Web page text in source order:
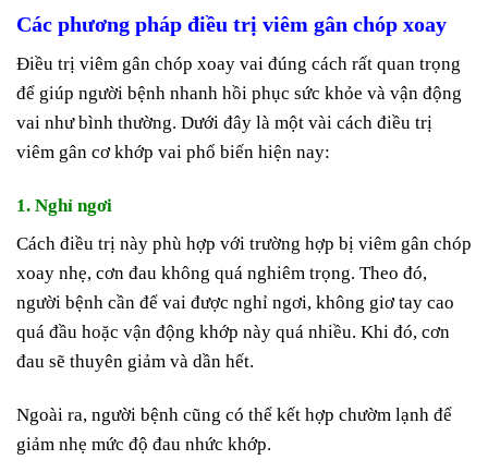
Các phương pháp điều trị viêm gân chóp xoay
Điều trị viêm gân chóp xoay vai đúng cách rất quan trọng
để giúp người bệnh nhanh hồi phục sức khỏe và vận động
vai như bình thường. Dưới đây là một vài cách điều trị
viêm gân cơ khớp vai phổ biến hiện nay:
1. Nghỉ ngơi
Cách điều trị này phù hợp với trường hợp bị viêm gân chóp
xoay nhẹ, cơn đau không quá nghiêm trọng. Theo đó,
người bệnh cần để vai được nghỉ ngơi, không giơ tay cao
quá đầu hoặc vận động khớp này quá nhiều. Khi đó, cơn
đau sẽ thuyên giảm và dần hết.
Ngoài ra, người bệnh cũng có thể kết hợp chườm lạnh để
giảm nhẹ mức độ đau nhức khớp.